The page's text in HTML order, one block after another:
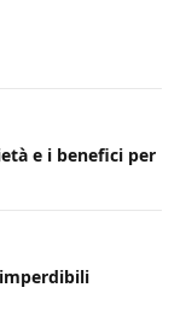
e i benefici per